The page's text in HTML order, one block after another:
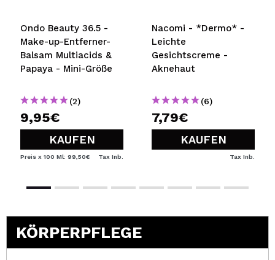
Ondo Beauty 36.5 -
Make-up-Entferner-
Balsam Multiacids &
Papaya - Mini-Größe
(2)
9,95€
KAUFEN
Preis x 100 Ml: 99,50€ Tax Inb.
Nacomi - *Dermo* -
Leichte
Gesichtscreme -
Aknehaut
(6)
7,79€
KAUFEN
Tax Inb.
KÖRPERPFLEGE